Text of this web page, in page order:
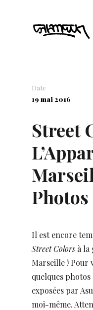
Date
19 mai 2016
Street
Photos
Il est encore
Street Colors à la
Marseille ! Pour
quelques
exposées par
moi-même.